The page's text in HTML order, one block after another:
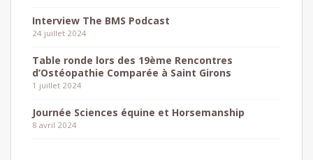
Interview The BMS Podcast
24 juillet 2024
Table ronde lors des 19ème Rencontres
d’Ostéopathie Comparée à Saint Girons
1 juillet 2024
Journée Sciences équine et Horsemanship
8 avril 2024